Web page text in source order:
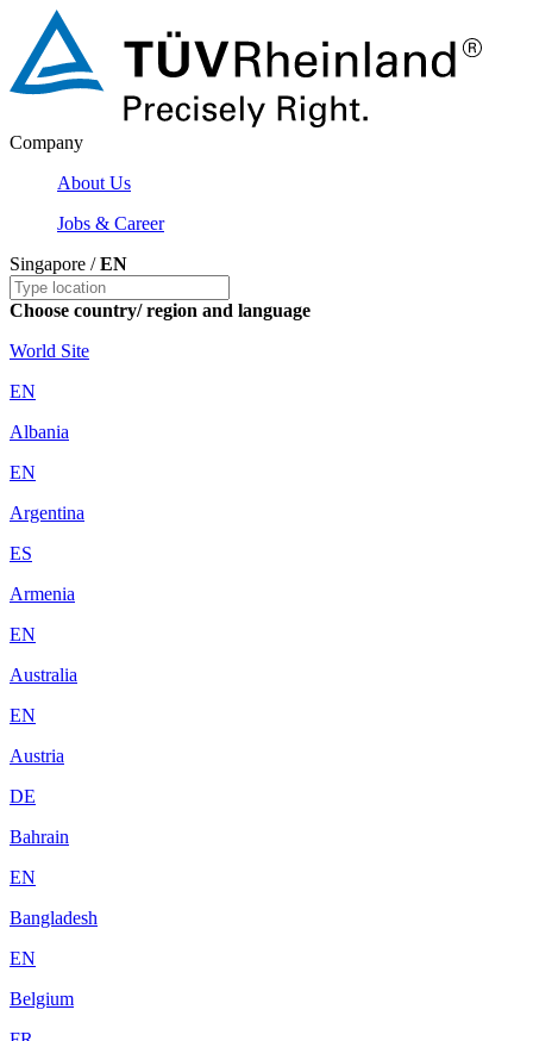
Company
About Us
Jobs & Career
Singapore /EN
Choose country/ region and language
World Site
EN
Albania
EN
Argentina
ES
Armenia
EN
Australia
EN
Austria
DE
Bahrain
EN
Bangladesh
EN
Belgium